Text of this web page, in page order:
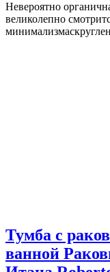
Невероятно
великолепно
Тумба с
ванной